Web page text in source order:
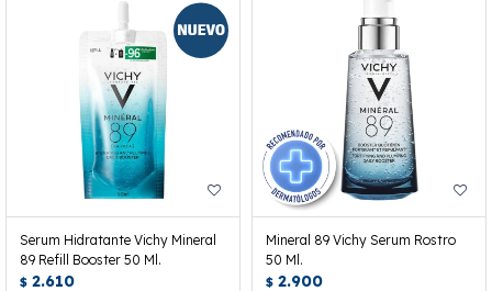
Serum Hidratante Vichy Mineral
89 Refill Booster 50 Ml.
$ 2.610
Mineral 89 Vichy Serum Rostro
50 Ml.
$ 2.900